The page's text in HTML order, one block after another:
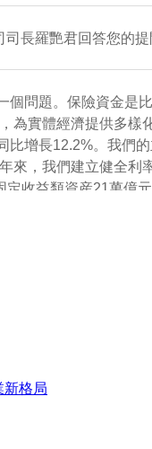
長羅艷君回答您的提
問題。保險資金是
實體經濟提供多
增長12.2%。我們
，我們建立健全利
收益類資産21萬億
方式，服務國家重
證券投資基金等。
6000億元。此外，
保險資金長期股權
試點基金運行良好
保險公司完善內部
新格局